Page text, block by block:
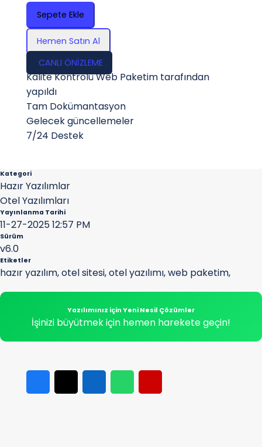
Sepete Ekle
Hemen Satın Al
CANLI ÖNİZLEME
Kalite Kontrolü Web Paketim tarafından
yapıldı
Tam Dokümantasyon
Gelecek güncellemeler
7/24 Destek
Kategori
Hazır Yazılımlar
Otel Yazılımları
Yayınlanma Tarihi
11-27-2025 12:57 PM
Sürüm
v6.0
Etiketler
hazır yazılım,otel sitesi,otel yazılımı,web paketim,
Yazılımınız için Yeni Nesil Çözümler
İşinizi büyütmek için hemen harekete geçin!